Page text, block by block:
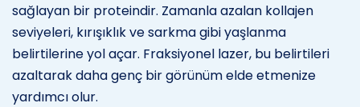
sağlayan bir proteindir. Zamanla azalan kollajen
seviyeleri, kırışıklık ve sarkma gibi yaşlanma
belirtilerine yol açar. Fraksiyonel lazer, bu belirtileri
azaltarak daha genç bir görünüm elde etmenize
yardımcı olur.